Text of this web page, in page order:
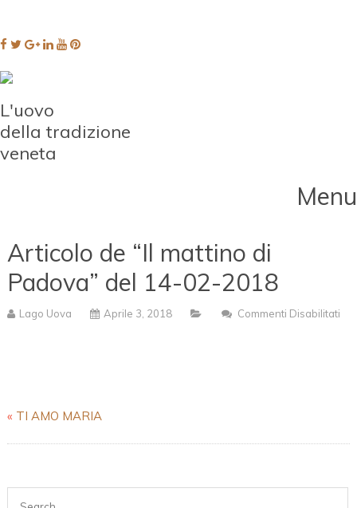
L'uovo
della tradizione
veneta
Menu
content
Articolo de “Il mattino di
Padova” del 14-02-2018
Lago Uova Aprile 3, 2018
Commenti Disabilitati
Mattino
14-
« TI AMO MARIA